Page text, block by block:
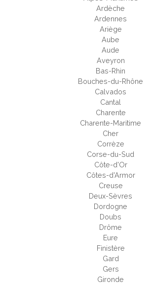
Ardèche
Ardennes
Ariège
Aube
Aude
Aveyron
Bas-Rhin
Bouches-du-Rhône
Calvados
Cantal
Charente
Charente-Maritime
Cher
Corrèze
Corse-du-Sud
Côte-d'Or
Côtes-d'Armor
Creuse
Deux-Sèvres
Dordogne
Doubs
Drôme
Eure
Finistère
Gard
Gers
Gironde